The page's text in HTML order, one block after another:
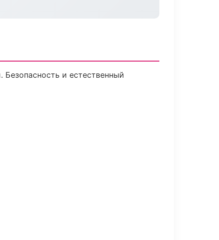
и естественный